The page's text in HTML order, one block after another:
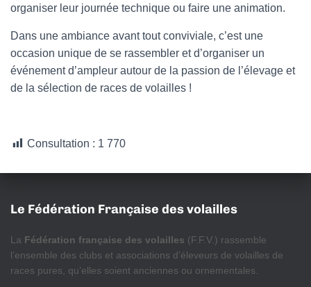
organiser leur journée technique ou faire une animation.
Dans une ambiance avant tout conviviale, c’est une
occasion unique de se rassembler et d’organiser un
événement d’ampleur autour de la passion de l’élevage et
de la sélection de races de volailles !
Consultation : 1 770
Le Fédération Française des volailles
La Fédération française des volailles (F.F.V.) rassemble
l’ensemble des clubs et associations d’éleveurs de volailles de
races pures, qu’elles soient anciennes ou ornementales.